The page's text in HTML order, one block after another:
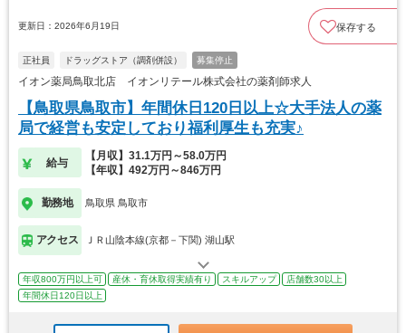
更新日：2026年6月19日 保存する
正社員 ドラッグストア（調剤併設） 募集停止
イオン薬局鳥取北店 イオンリテール株式会社の薬剤師求人
【鳥取県鳥取市】年間休日120日以上☆大手法人の薬
局で経営も安定しており福利厚生も充実♪
給与
【月収】31.1万円～58.0万円
【年収】492万円～846万円
勤務地 鳥取県 鳥取市
アクセス ＪＲ山陰本線(京都－下関) 湖山駅
年収800万円以上可 産休・育休取得実績有り スキルアップ
店舗数30以上
年間休日120日以上